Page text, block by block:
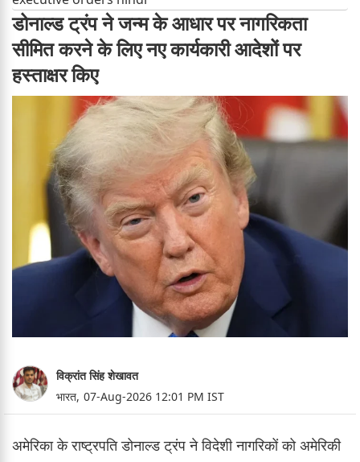
डोनाल्ड ट्रंप ने जन्म के आधार पर नागरिकता
सीमित करने के लिए नए कार्यकारी आदेशों पर
हस्ताक्षर किए
विक्रांत सिंह शेखावत
भारत, 07-Aug-2026 12:01 PM IST
अमेरिका के राष्ट्रपति डोनाल्ड ट्रंप ने विदेशी नागरिकों को अमेरिकी